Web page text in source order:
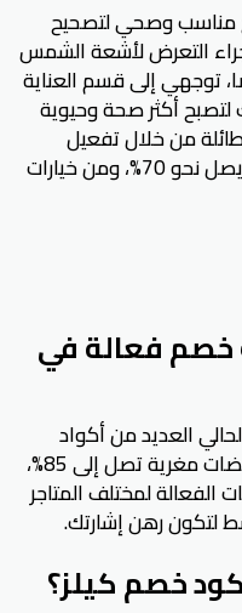
مناسب وصحي لتصحيح
التعرض لأشعة الشمس
توجهي إلى قسم العناية
لتصبح أكثر صحة وحيوية
من خلال تفعيل
كوبون خصم كيلز (FIRST10) الذي يصل نحو 70%، ومن خيارات
خصم فعالة في
العديد من أكواد
خصم كيلز السارية والتي تقدم تخفيضات مغرية تصل إلى 85%،
الفعالة لمختلف المتاجر
لتكون رهن إشارتك.
خصم كيلز؟